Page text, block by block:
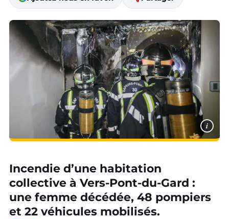
i
Incendie d’une habitation
collective à Vers-Pont-du-Gard :
une femme décédée, 48 pompiers
et 22 véhicules mobilisés.